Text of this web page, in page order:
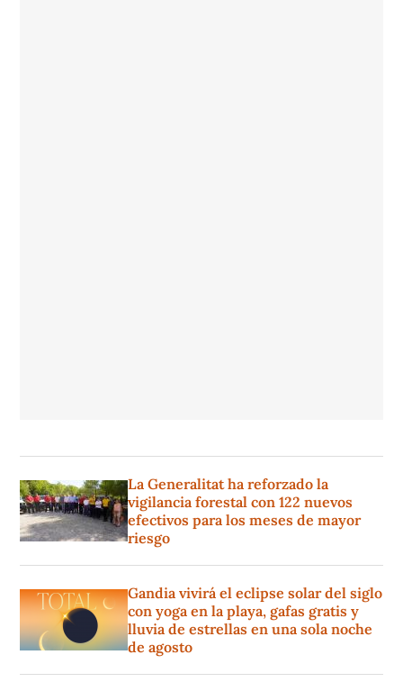
La Generalitat ha reforzado la
vigilancia forestal con 122 nuevos
efectivos para los meses de mayor
riesgo
Gandia vivirá el eclipse solar del siglo
con yoga en la playa, gafas gratis y
lluvia de estrellas en una sola noche
de agosto